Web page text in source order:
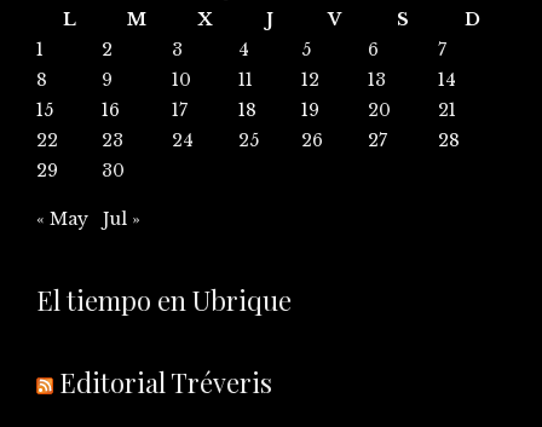
L
M X J V S
D
1
2 3 4 5 6
7
8
9 10 11 12 13
14
15
16 17 18 19 20
21
22
23 24 25 26 27
28
29
30
« May Jul »
El tiempo en Ubrique
Editorial Tréveris